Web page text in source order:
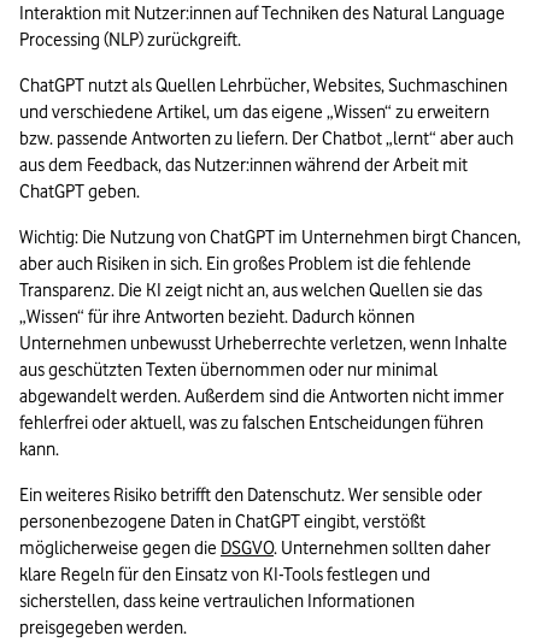
Interaktion mit Nutzer:innen auf Techniken des Natural Language
Processing (NLP) zurückgreift.
ChatGPT nutzt als Quellen Lehrbücher, Websites, Suchmaschinen
und verschiedene Artikel, um das eigene „Wissen“ zu erweitern
bzw. passende Antworten zu liefern. Der Chatbot „lernt“ aber auch
aus dem Feedback, das Nutzer:innen während der Arbeit mit
ChatGPT geben.
Wichtig: Die Nutzung von ChatGPT im Unternehmen birgt Chancen,
aber auch Risiken in sich. Ein großes Problem ist die fehlende
Transparenz. Die KI zeigt nicht an, aus welchen Quellen sie das
„Wissen“ für ihre Antworten bezieht. Dadurch können
Unternehmen unbewusst Urheberrechte verletzen, wenn Inhalte
aus geschützten Texten übernommen oder nur minimal
abgewandelt werden. Außerdem sind die Antworten nicht immer
fehlerfrei oder aktuell, was zu falschen Entscheidungen führen
kann.
Ein weiteres Risiko betrifft den Datenschutz. Wer sensible oder
personenbezogene Daten in ChatGPT eingibt, verstößt
möglicherweise gegen die DSGVO. Unternehmen sollten daher
klare Regeln für den Einsatz von KI-Tools festlegen und
sicherstellen, dass keine vertraulichen Informationen
preisgegeben werden.